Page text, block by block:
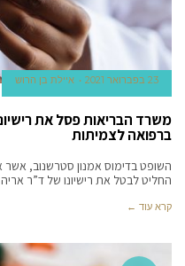
23 בפברואר 2021 איילת בן הרוש
משרד הבריאות פסל את
ברפואה לצמיתות
השופט בדימוס אמנון סטרשנוב, אשר
החליט לבטל את רישיונו של ד”ר
קרא עוד ←